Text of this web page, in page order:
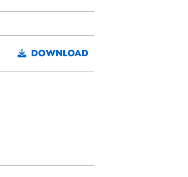
DOWNLOAD